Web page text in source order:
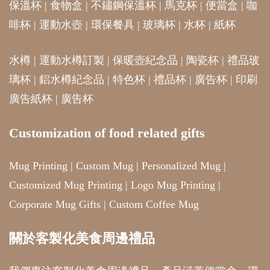
保溫杯 | 食物盒 | 不鏽鋼保溫杯 | 馬克杯 | 便當盒 | 咖
啡杯 | 運動水壺 | 環保餐具 | 玻璃杯 | 水杯 | 紙杯
水樽 | 運動水樽訂製 | 保暖壺紀念品 | 陶瓷杯 | 禮品玻
璃杯 | 鋁水樽紀念品 | 特色杯 | 禮品杯 | 廣告杯 | 印刷
廣告紙杯 | 廣告杯
Customization of food related gifts
Mug Printing | Custom Mug | Personalized Mug |
Customized Mug Printing | Logo Mug Printing |
Corporate Mug Gifts | Custom Coffee Mug
關於客製化美食周邊禮品